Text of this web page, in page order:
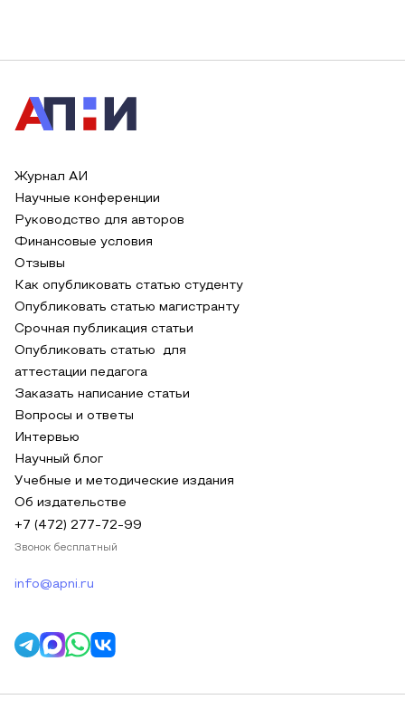
Журнал АИ
Научные конференции
Руководство для авторов
Финансовые условия
Отзывы
Как опубликовать статью студенту
Опубликовать статью магистранту
Срочная публикация статьи
Опубликовать статью для
аттестации педагога
Заказать написание статьи
Вопросы и ответы
Интервью
Научный блог
Учебные и методические издания
Об издательстве
+7 (472) 277-72-99
Звонок бесплатный
info@apni.ru